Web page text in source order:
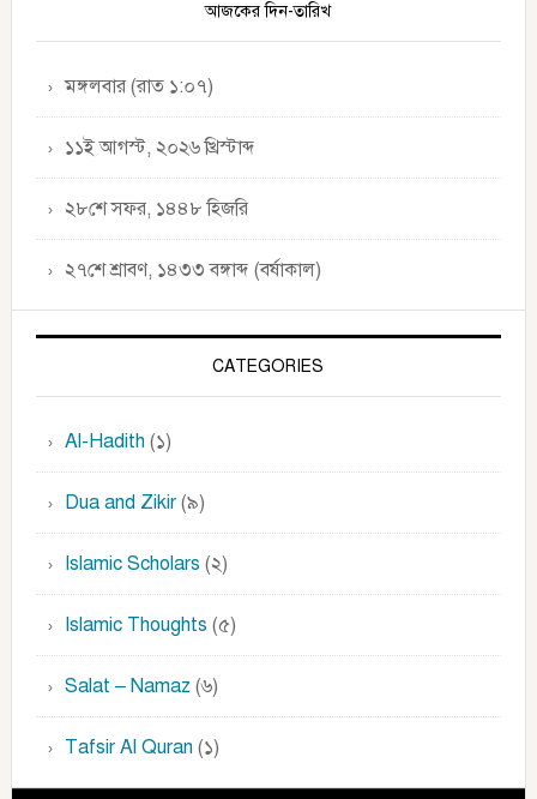
আজকের দিন-তারিখ
মঙ্গলবার (রাত ১:০৭)
১১ই আগস্ট, ২০২৬ খ্রিস্টাব্দ
২৮শে সফর, ১৪৪৮ হিজরি
২৭শে শ্রাবণ, ১৪৩৩ বঙ্গাব্দ (বর্ষাকাল)
CATEGORIES
Al-Hadith(১)
Dua and Zikir(৯)
Islamic Scholars (২)
Islamic Thoughts (৫)
Salat – Namaz (৬)
Tafsir Al Quran(১)